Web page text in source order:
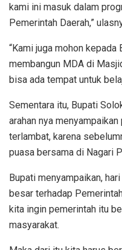
kami ini masuk dalam
Pemerintah Daerah,”
“Kami juga mohon
membangun MDA di
bisa ada tempat untuk
Sementara itu, Bupati
arahan nya
terlambat, karena
puasa bersama di Nagari
Bupati menyampaikan,
besar terhadap
kita ingin pemerintah itu
masyarakat.